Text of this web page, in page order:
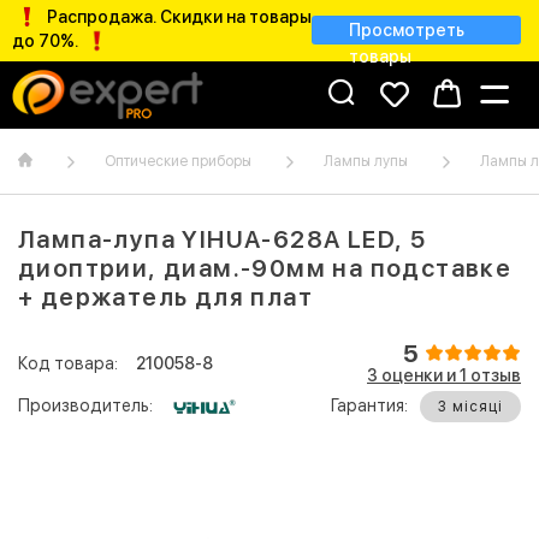
Распродажа. Скидки на товары
до 70%.
Просмотреть
товары
Оптические приборы Лампы лупы Лампы
Лампа-лупа YIHUA-628A LED, 5
диоптрии, диам.-90мм на подставке
+ держатель для плат
Код товара: 210058-8 5
3 оценки и 1 отзыв
Производитель:
Гарантия: 3 місяці